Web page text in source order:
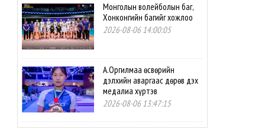
Монголын волейболын баг,
Хонконгийн багийг хожлоо
2026-08-06 14:00:05
А.Оргилмаа өсвөрийн
дэлхийн аваргаас дөрөв дэх
медалиа хүртэв
2026-08-06 13:47:15